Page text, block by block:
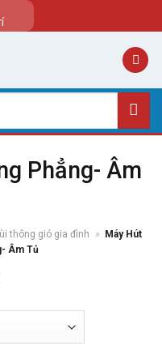
Phẳng- Âm
thông gió gia đình »
Máy Hút
Âm Tủ